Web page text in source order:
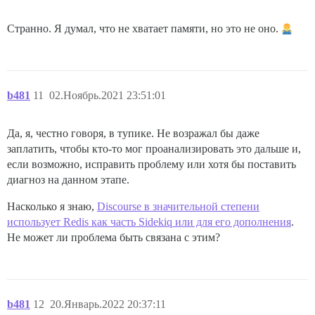
Странно. Я думал, что не хватает памяти, но это не оно.
b481 02.Ноябрь.2021 23:51:01
11
Да, я, честно говоря, в тупике. Не возражал бы даже
заплатить, чтобы кто-то мог проанализировать это дальше и,
если возможно, исправить проблему или хотя бы поставить
диагноз на данном этапе.
Насколько я знаю, Discourse в значительной степени
использует Redis как часть Sidekiq или для его дополнения.
Не может ли проблема быть связана с этим?
b481 20.Январь.2022 20:37:11
12